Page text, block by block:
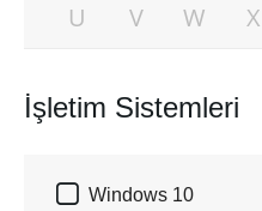
U
V W X
İşletim Sistemleri
 Windows 10